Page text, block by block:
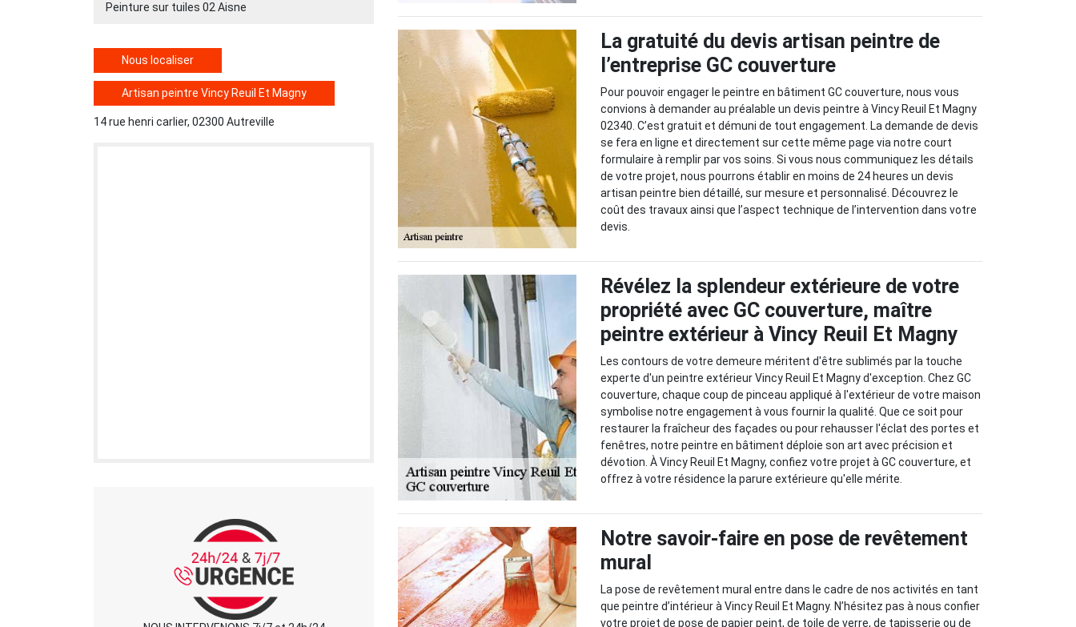
Peinture sur tuiles 02 Aisne
Nous localiser
Artisan peintre Vincy Reuil Et Magny
14 rue henri carlier, 02300 Autreville
La gratuité du devis artisan peintre de
l’entreprise GC couverture
Pour pouvoir engager le peintre en bâtiment GC couverture, nous vous
convions à demander au préalable un devis peintre à Vincy Reuil Et Magny
02340. C’est gratuit et démuni de tout engagement. La demande de devis
se fera en ligne et directement sur cette même page via notre court
formulaire à remplir par vos soins. Si vous nous communiquez les détails
de votre projet, nous pourrons établir en moins de 24 heures un devis
artisan peintre bien détaillé, sur mesure et personnalisé. Découvrez le
coût des travaux ainsi que l’aspect technique de l’intervention dans votre
devis.
Révélez la splendeur extérieure de votre
propriété avec GC couverture, maître
peintre extérieur à Vincy Reuil Et Magny
Les contours de votre demeure méritent d'être sublimés par la touche
experte d'un peintre extérieur Vincy Reuil Et Magny d'exception. Chez GC
couverture, chaque coup de pinceau appliqué à l'extérieur de votre maison
symbolise notre engagement à vous fournir la qualité. Que ce soit pour
restaurer la fraîcheur des façades ou pour rehausser l'éclat des portes et
fenêtres, notre peintre en bâtiment déploie son art avec précision et
dévotion. À Vincy Reuil Et Magny, confiez votre projet à GC couverture, et
offrez à votre résidence la parure extérieure qu'elle mérite.
Notre savoir-faire en pose de revêtement
mural
La pose de revêtement mural entre dans le cadre de nos activités en tant
que peintre d’intérieur à Vincy Reuil Et Magny. N’hésitez pas à nous confier
votre projet de pose de papier peint, de toile de verre, de tapisserie ou de